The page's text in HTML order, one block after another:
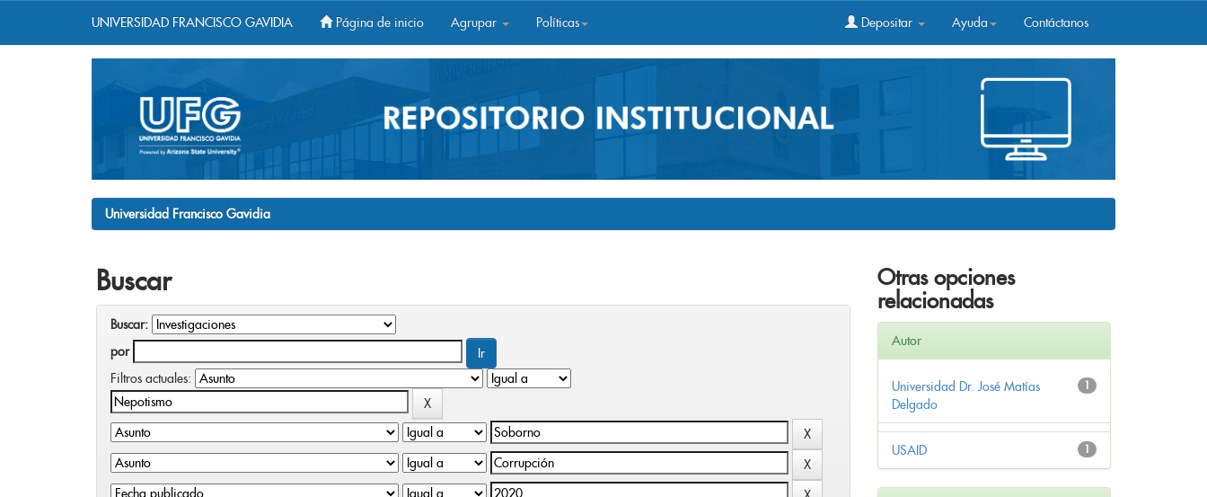
UNIVERSIDAD FRANCISCO GAVIDIA Página de inicio Agrupar Políticas Depositar Ayuda Contáctanos
Universidad Francisco Gavidia
Buscar
Buscar:
por
Filtros actuales:
Otras opciones
relacionadas
Autor
1
Universidad Dr. José Matías
Delgado
1
USAID